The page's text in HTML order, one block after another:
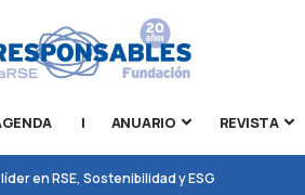
| ANUARIO REVISTA
en RSE, Sostenibilidad y ESG